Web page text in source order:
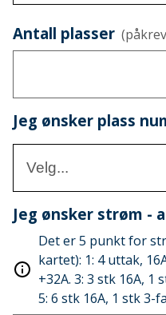
Antall plasser
Jeg ønsker plass
Velg...
Jeg ønsker strøm -
Det er 5 punkt for
kartet): 1: 4 uttak,
+32A. 3: 3 stk 16A, 1
5: 6 stk 16A, 1 stk 3-